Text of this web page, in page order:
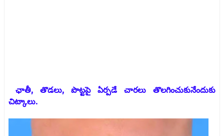
ఛాతీ, తొడలు, పొట్టపై ఏర్పడే చారలు తొలగించుకునేందుకు
చిట్కాలు.